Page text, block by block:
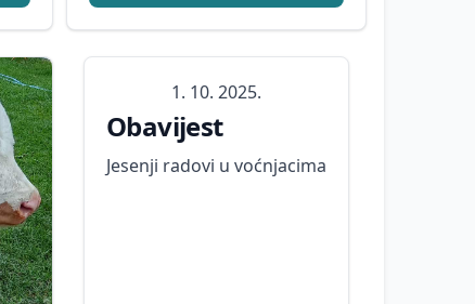
1. 10. 2025.
Obavijest
Jesenji radovi u voćnjacima